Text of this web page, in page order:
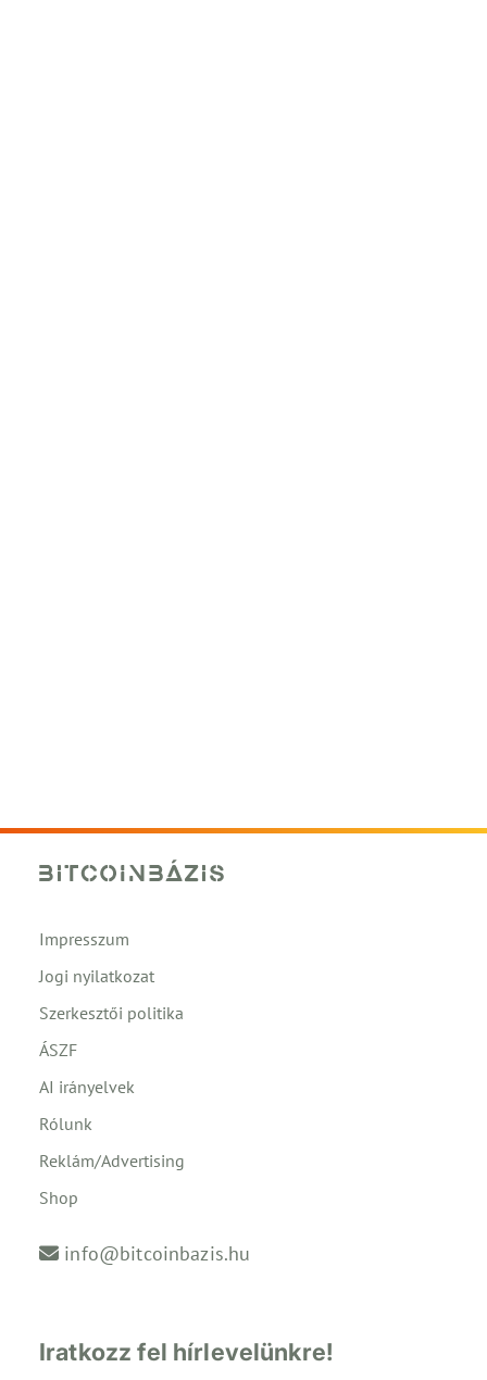
Impresszum
Jogi nyilatkozat
Szerkesztői politika
ÁSZF
AI irányelvek
Rólunk
Reklám/Advertising
Shop
info@bitcoinbazis.hu
Iratkozz fel hírlevelünkre!